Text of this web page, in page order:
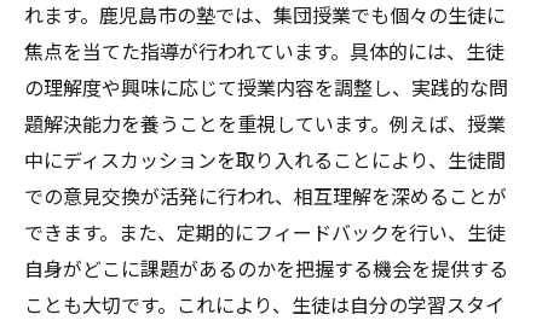
れます。鹿児島市の塾では、集団授業でも個々の生徒に
焦点を当てた指導が行われています。具体的には、生徒
の理解度や興味に応じて授業内容を調整し、実践的な問
題解決能力を養うことを重視しています。例えば、授業
中にディスカッションを取り入れることにより、生徒間
での意見交換が活発に行われ、相互理解を深めることが
できます。また、定期的にフィードバックを行い、生徒
自身がどこに課題があるのかを把握する機会を提供する
ことも大切です。これにより、生徒は自分の学習スタイ